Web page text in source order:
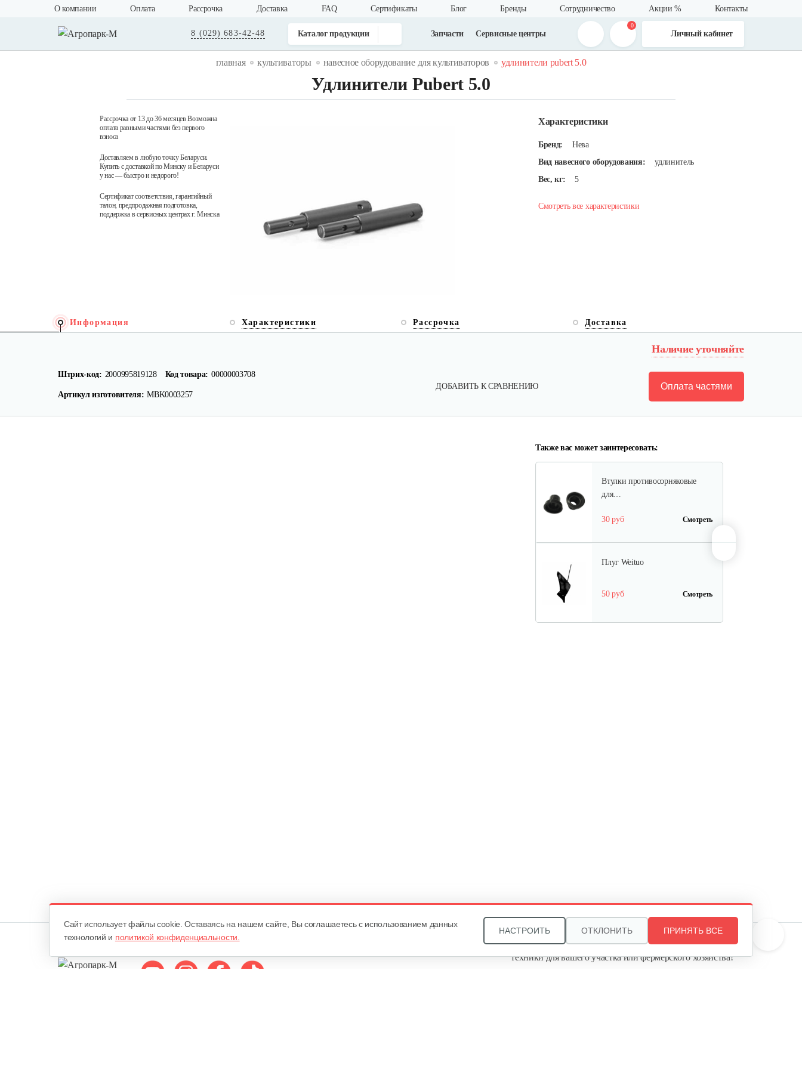
О компании Оплата Рассрочка Доставка FAQ Cертификаты Блог Бренды Сотрудничество Акции % Контакты
8 (029) 683-42-48 Каталог продукции Запчасти Сервисные центры
0
Личный кабинет
главная культиваторы навесное оборудование для культиваторов удлинители pubert 5.0
Удлинители Pubert 5.0
Рассрочка от 13 до 36 месяцев Возможна
оплата равными частями без первого
взноса
Доставляем в любую точку Беларуси.
Купить с доставкой по Минску и Беларуси
у нас — быстро и недорого!
Сертификат соответствия, гарантийный
талон, предпродажная подготовка,
поддержка в сервисных центрах г. Минска
Характеристики
Бренд:
Нева
Вид навесного оборудования:
удлинитель
Вес, кг:
5
Смотреть все характеристики
Информация Характеристики Рассрочка Доставка
Наличие уточняйте
Штрих-код: 2000995819128 Код товара: 00000003708
Артикул изготовителя: MBK0003257
ДОБАВИТЬ К СРАВНЕНИЮ Оплата частями
Также вас может заинтересовать:
Полольник левый к МК Тарпан
Смотреть
Газонокосилка-приставка…
Втулки противосорняковые
для…
30 руб Смотреть
Плуг Weituo
50 руб Смотреть
Звоните, и мы поможем подобрать идеальный вариант
техники для вашего участка или фермерского хозяйства!
Cайт использует файлы cookie. Оставаясь на нашем сайте, Вы соглашаетесь с использованием данных
технологий и политикой конфиденциальности.
НАСТРОИТЬ ОТКЛОНИТЬ ПРИНЯТЬ ВСЕ